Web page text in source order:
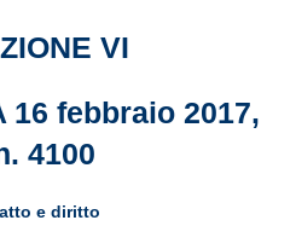
VI
16 febbraio 2017,
4100
e diritto